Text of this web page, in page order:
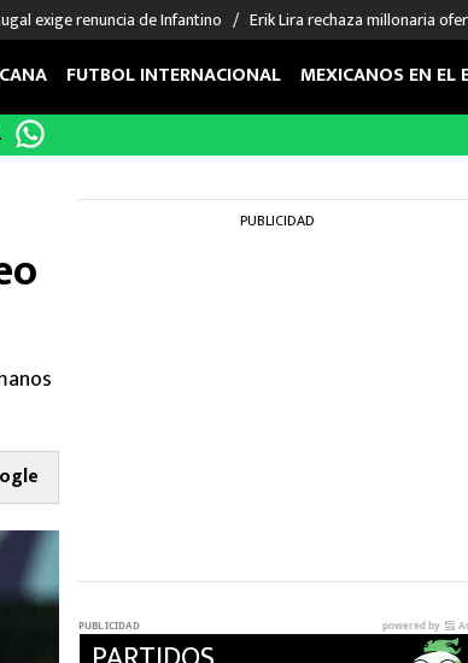
exige renuncia de Infantino Erik Lira rechaza millonaria
FUTBOL INTERNACIONAL MEXICANOS EN EL
PUBLICIDAD